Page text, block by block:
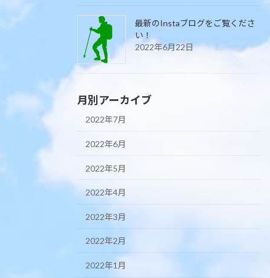
最新のInstaブログをご覧くださ
い！
2022年6月22日
月別アーカイブ
2022年7月
2022年6月
2022年5月
2022年4月
2022年3月
2022年2月
2022年1月